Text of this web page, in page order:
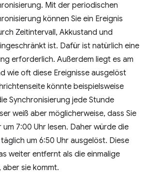
Mit der periodischen
können Sie ein Ereignis
Zeitintervall, Akkustand und
ist. Dafür ist natürlich eine
erforderlich. Außerdem liegt es am
wie oft diese Ereignisse ausgelöst
könnte beispielsweise
Synchronisierung jede Stunde
weiß aber möglicherweise, dass Sie
7:00 Uhr lesen. Daher würde die
um 6:50 Uhr ausgelöst. Diese
weiter entfernt als die einmalige
aber sie kommt.